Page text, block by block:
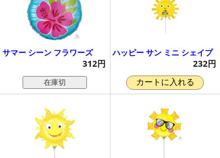
サマー シーン フラワーズ
312円
在庫切
ハッピー サン ミニ シェイプ
232円
カートに入れる